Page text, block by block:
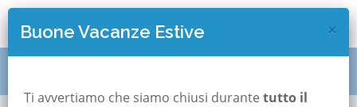
×
Buone Vacanze Estive
Ti avvertiamo che siamo chiusi durante tutto il